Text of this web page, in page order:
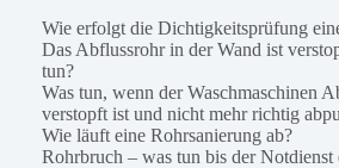
Wie erfolgt die Dichtigkeitsprüfung
Das Abflussrohr in der Wand ist
tun?
Was tun, wenn der Waschmaschinen
verstopft ist und nicht mehr richtig
Wie läuft eine Rohrsanierung ab?
Rohrbruch – was tun bis der